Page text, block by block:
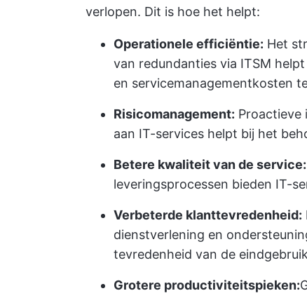
verlopen. Dit is hoe het helpt:
Operationele efficiëntie: Het
van redundanties via ITSM
en servicemanagementkosten
Risicomanagement: Proactieve
aan IT-services helpt bij het
Betere kwaliteit van de service:
leveringsprocessen bieden IT-
Verbeterde klanttevredenheid:
dienstverlening en
tevredenheid van de
Grotere productiviteitspieken: